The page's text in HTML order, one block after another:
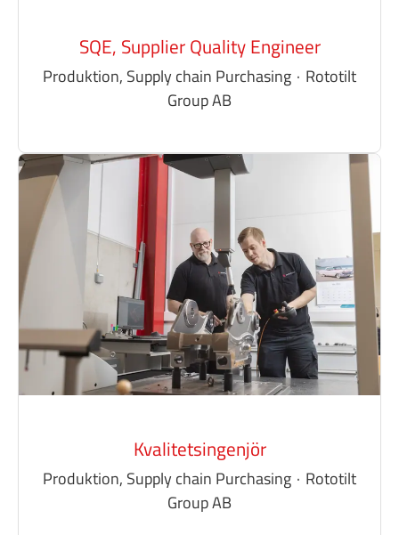
SQE, Supplier Quality Engineer
Produktion, Supply chain Purchasing · Rototilt
Group AB
Kvalitetsingenjör
Produktion, Supply chain Purchasing · Rototilt
Group AB